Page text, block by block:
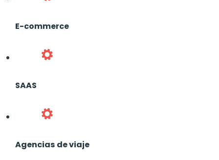
E-commerce
SAAS
Agencias de viaje